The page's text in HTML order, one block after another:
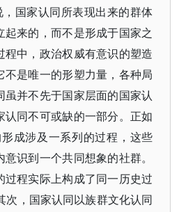
国家认同所表现出来的群体
来的，而不是形成于国家之
中，政治权威有意识的塑造
不是唯一的形塑力量，各种局
并不先于国家层面的国家认
认同不可或缺的一部分。正如
成涉及一系列的过程，这些
识到一个共同想象的社群。
程实际上构成了同一历史过
次，国家认同以族群文化认同